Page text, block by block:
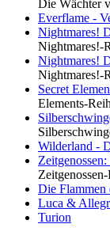
Die Wächter
Everflame -
Nightmares!
Nightmares!-
Nightmares!
Nightmares!-
Secret
Elements-
Wilderland -
Die Flammen
Luca &
Turion